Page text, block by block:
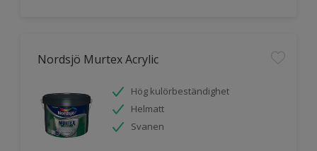
Nordsjö Murtex Acrylic
Hög kulörbeständighet
Helmatt
Svanen